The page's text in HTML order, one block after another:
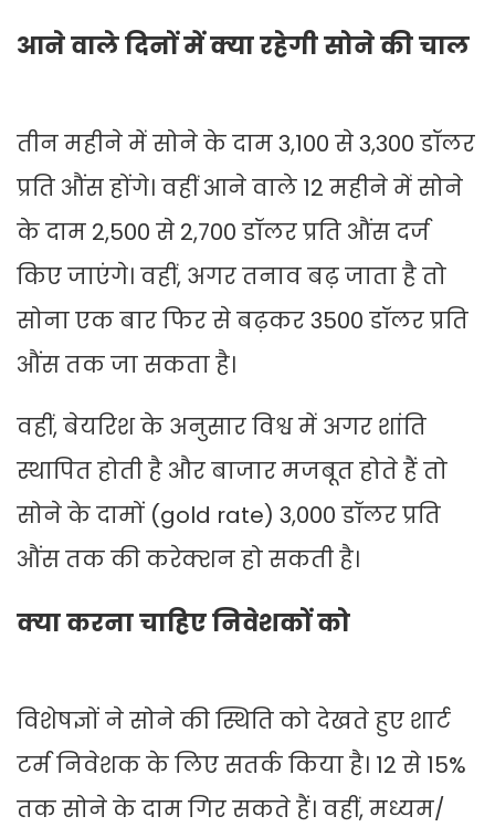
आने वाले दिनों में क्या रहेगी सोने की चाल
तीन महीने में सोने के दाम 3,100 से 3,300 डॉलर
प्रति औंस होंगे। वहीं आने वाले 12 महीने में सोने
के दाम 2,500 से 2,700 डॉलर प्रति औंस दर्ज
किए जाएंगे। वहीं, अगर तनाव बढ़ जाता है तो
सोना एक बार फिर से बढ़कर 3500 डॉलर प्रति
औंस तक जा सकता है।
वहीं, बेयरिश के अनुसार विश्व में अगर शांति
स्थापित होती है और बाजार मजबूत होते हैं तो
सोने के दामों (gold rate) 3,000 डॉलर प्रति
औंस तक की करेक्शन हो सकती है।
क्या करना चाहिए निवेशकों को
विशेषज्ञों ने सोने की स्थिति को देखते हुए शार्ट
टर्म निवेशक के लिए सतर्क किया है। 12 से 15%
तक सोने के दाम गिर सकते हैं। वहीं, मध्यम/